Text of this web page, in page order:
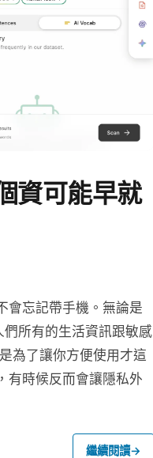
資可能早就
會忘記帶手機。無論是
所有的生活資訊跟敏感
為了讓你方便使用才這
有時候反而會讓隱私外
繼續閱讀→